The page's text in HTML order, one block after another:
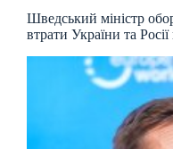
Шведський міністр
втрати України та